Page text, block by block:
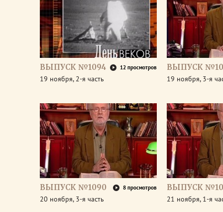
ВЫПУСК №1094 12 просмотров
19 ноября, 2-я часть
ВЫПУСК
19 ноября, 3-я
ВЫПУСК №1090 8 просмотров
20 ноября, 3-я часть
ВЫПУСК
21 ноября, 1-я